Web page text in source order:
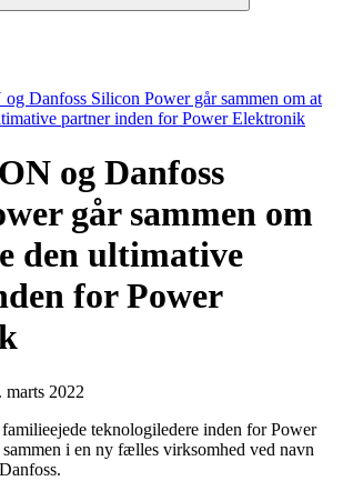
Danfoss Silicon Power går sammen om at
partner inden for Power Elektronik
og Danfoss
går sammen om
den ultimative
for Power
marts 2022
teknologiledere inden for Power
i en ny fælles virksomhed ved navn